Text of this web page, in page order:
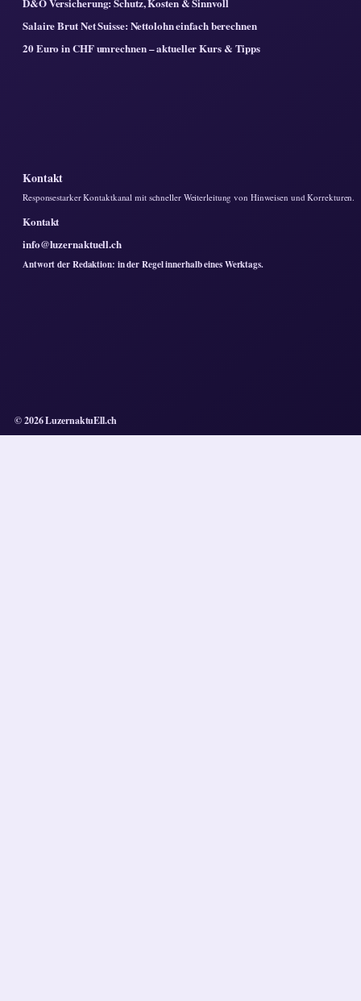
Salaire Brut Net Suisse: Nettolohn einfach berechnen
20 Euro in CHF umrechnen – aktueller Kurs & Tipps
Kontakt
Responsestarker Kontaktkanal mit schneller Weiterleitung von Hinweisen und Korrekturen.
Kontakt
info@luzernaktuell.ch
Antwort der Redaktion: in der Regel innerhalb eines Werktags.
© 2026 LuzernaktuEll.ch